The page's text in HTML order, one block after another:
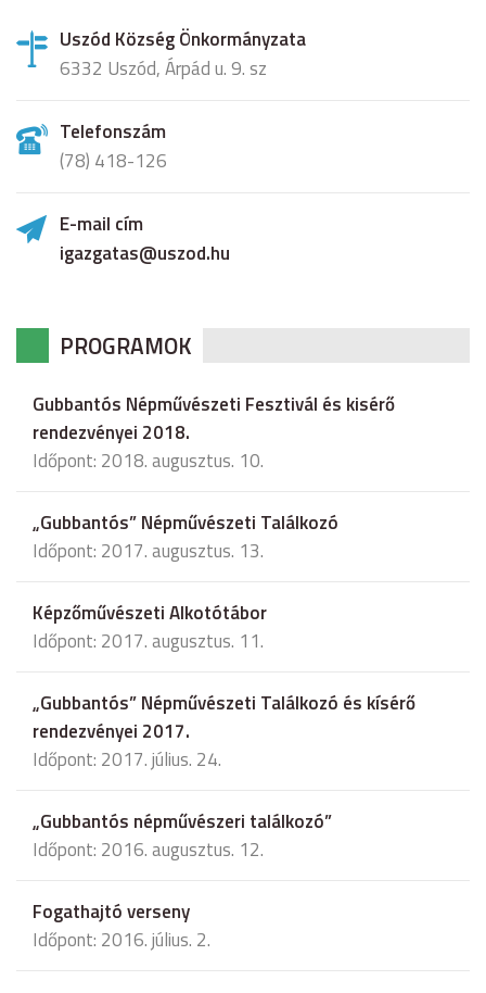
Uszód Község Önkormányzata
6332 Uszód, Árpád u. 9. sz
Telefonszám
(78) 418-126
E-mail cím
igazgatas@uszod.hu
PROGRAMOK
Gubbantós Népművészeti Fesztivál és kisérő
rendezvényei 2018.
Időpont: 2018. augusztus. 10.
„Gubbantós” Népművészeti Találkozó
Időpont: 2017. augusztus. 13.
Képzőművészeti Alkotótábor
Időpont: 2017. augusztus. 11.
„Gubbantós” Népművészeti Találkozó és kísérő
rendezvényei 2017.
Időpont: 2017. július. 24.
„Gubbantós népművészeri találkozó”
Időpont: 2016. augusztus. 12.
Fogathajtó verseny
Időpont: 2016. július. 2.